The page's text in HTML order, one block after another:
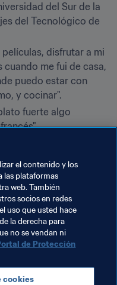
del Sur de la
del Tecnológico de
disfrutar a mi
cuando me fui de casa,
puedo estar con
y cocinar".
fuerte algo
muy creativa en la
el reggaetón y un
en el estudio. "En la
de Empresas y
en Finanzas".
el contenido y los
las plataformas
web. También
socios en redes
uso que usted hace
la derecha para
no se vendan ni
de Protección
cookies